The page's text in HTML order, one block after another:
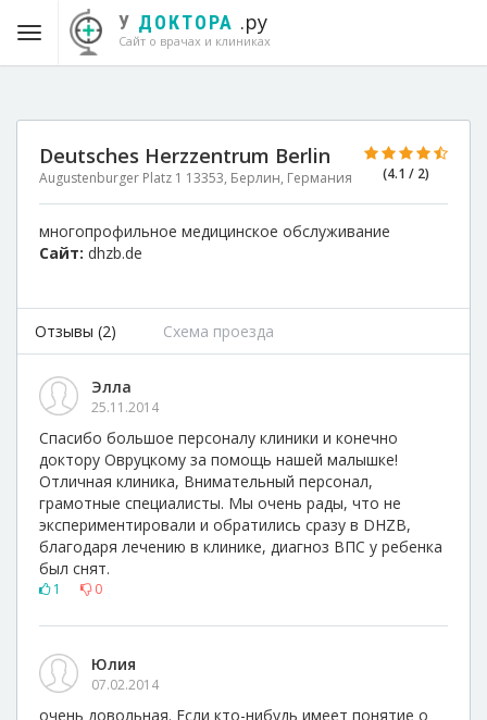
У ДОКТОРА .ру
Сайт о врачах и клиниках
(4.1 / 2)
Deutsches Herzzentrum Berlin
Augustenburger Platz 1 13353, Берлин, Германия
многопрофильное медицинское обслуживание
Сайт: dhzb.de
Отзывы (2) Схема проезда
Элла
25.11.2014
Спасибо большое персоналу клиники и конечно
доктору Овруцкому за помощь нашей малышке!
Отличная клиника, Внимательный персонал,
грамотные специалисты. Мы очень рады, что не
экспериментировали и обратились сразу в DHZB,
благодаря лечению в клинике, диагноз ВПС у ребенка
был снят.
1 0
Юлия
07.02.2014
очень довольная. Если кто-нибудь имеет понятие о